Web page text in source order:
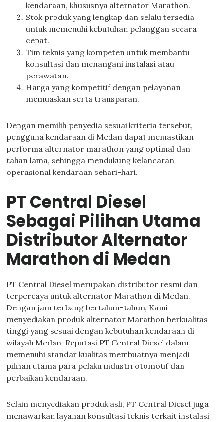
kendaraan, khususnya alternator Marathon.
Stok produk yang lengkap dan selalu tersedia
untuk memenuhi kebutuhan pelanggan secara
cepat.
Tim teknis yang kompeten untuk membantu
konsultasi dan menangani instalasi atau
perawatan.
Harga yang kompetitif dengan pelayanan
memuaskan serta transparan.
Dengan memilih penyedia sesuai kriteria tersebut,
pengguna kendaraan di Medan dapat memastikan
performa alternator marathon yang optimal dan
tahan lama, sehingga mendukung kelancaran
operasional kendaraan sehari-hari.
PT Central Diesel
Sebagai Pilihan Utama
Distributor Alternator
Marathon di Medan
PT Central Diesel merupakan distributor resmi dan
terpercaya untuk alternator Marathon di Medan.
Dengan jam terbang bertahun-tahun, Kami
menyediakan produk alternator Marathon berkualitas
tinggi yang sesuai dengan kebutuhan kendaraan di
wilayah Medan. Reputasi PT Central Diesel dalam
memenuhi standar kualitas membuatnya menjadi
pilihan utama para pelaku industri otomotif dan
perbaikan kendaraan.
Selain menyediakan produk asli, PT Central Diesel juga
menawarkan layanan konsultasi teknis terkait instalasi